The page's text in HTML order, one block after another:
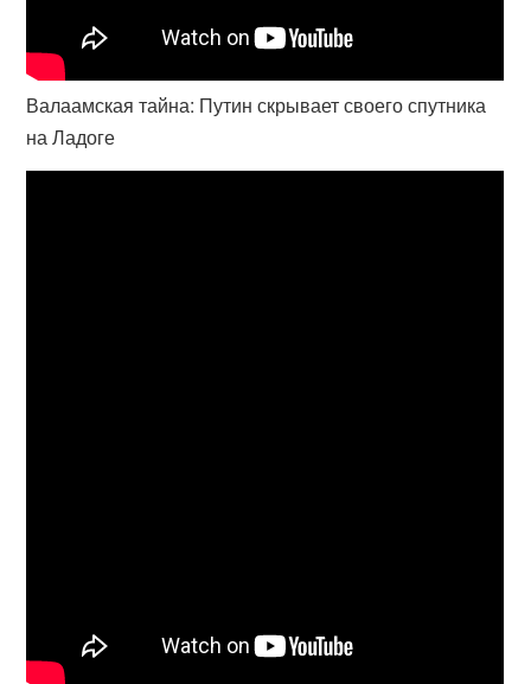
Валаамская тайна: Путин скрывает своего спутника
на Ладоге